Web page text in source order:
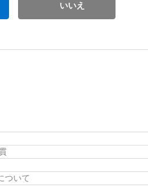
いいえ
ついて